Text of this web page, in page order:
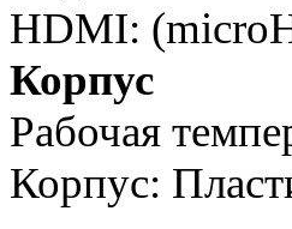
HDMI:
Корпус
Рабочая
Корпус: